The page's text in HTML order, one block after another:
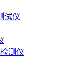
试仪
测仪